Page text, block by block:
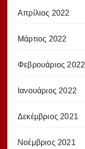
Απρίλιος 2022
Μάρτιος 2022
Φεβρουάριος 2022
Ιανουάριος 2022
Δεκέμβριος 2021
Νοέμβριος 2021